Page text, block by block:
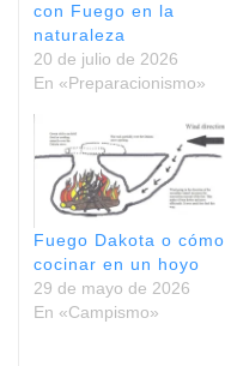
con Fuego en la
naturaleza
20 de julio de 2026
En «Preparacionismo»
Fuego Dakota o cómo
cocinar en un hoyo
29 de mayo de 2026
En «Campismo»